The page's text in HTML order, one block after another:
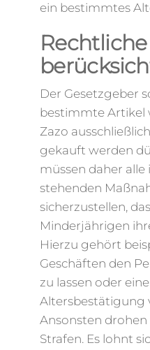
ein bestimmtes
Der Gesetzgeber
bestimmte Artikel
Zazo
gekauft werden
müssen daher
stehenden
sicherzustellen,
Minderjährigen
Hierzu gehört
Geschäften den
zu lassen oder
Altersbestätigung
Ansonsten
Strafen. Es lohnt